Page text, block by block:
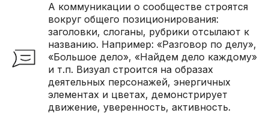
А коммуникации о сообществе строятся
вокруг общего позиционирования:
заголовки, слоганы, рубрики отсылают к
названию. Например: «Разговор по делу»,
«Большое дело», «Найдем дело каждому»
и т.п. Визуал строится на образах
деятельных персонажей, энергичных
элементах и цветах, демонстрирует
движение, уверенность, активность.